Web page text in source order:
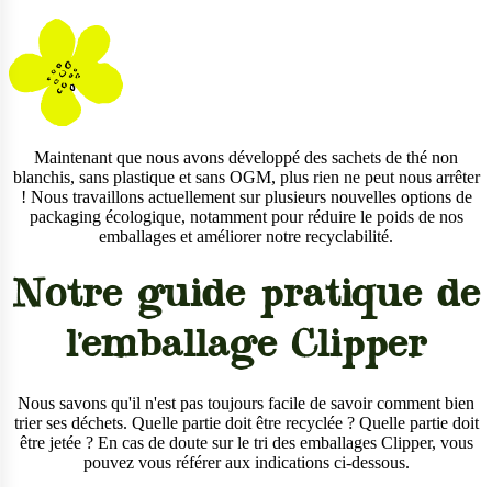
Maintenant que nous avons développé des sachets de thé non
blanchis, sans plastique et sans OGM, plus rien ne peut nous arrêter
! Nous travaillons actuellement sur plusieurs nouvelles options de
packaging écologique, notamment pour réduire le poids de nos
emballages et améliorer notre recyclabilité.
Notre guide pratique de
l'emballage Clipper
Nous savons qu'il n'est pas toujours facile de savoir comment bien
trier ses déchets. Quelle partie doit être recyclée ? Quelle partie doit
être jetée ? En cas de doute sur le tri des emballages Clipper, vous
pouvez vous référer aux indications ci-dessous.